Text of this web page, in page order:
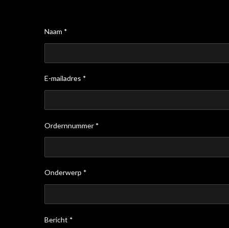
Naam *
E-mailadres *
Ordernnummer *
Onderwerp *
Bericht *